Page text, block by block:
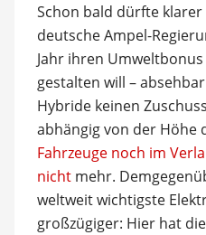
Schon bald dürfte
deutsche Ampel-
Jahr ihren
gestalten will –
Hybride keinen
abhängig von der Höhe
Fahrzeuge noch im
nichtmehr.
weltweit wichtigste
großzügiger: Hier hat